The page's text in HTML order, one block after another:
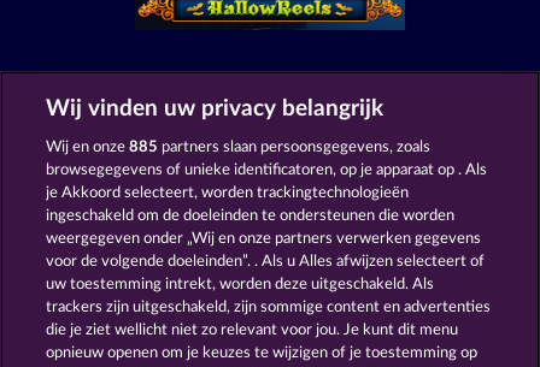
SLOTS ZOALS HALLOW REELS
Snegurochka
Wij vinden uw privacy belangrijk
Wij en onze885 partners slaan persoonsgegevens, zoals
browsegegevens of unieke identificatoren, op je apparaat op . Als
je Akkoord selecteert, worden trackingtechnologieën
ingeschakeld om de doeleinden te ondersteunen die worden
weergegeven onder „Wij en onze partners verwerken gegevens
voor de volgende doeleinden”. . Als u Alles afwijzen selecteert of
uw toestemming intrekt, worden deze uitgeschakeld. Als
trackers zijn uitgeschakeld, zijn sommige content en advertenties
die je ziet wellicht niet zo relevant voor jou. Je kunt dit menu
opnieuw openen om je keuzes te wijzigen of je toestemming op